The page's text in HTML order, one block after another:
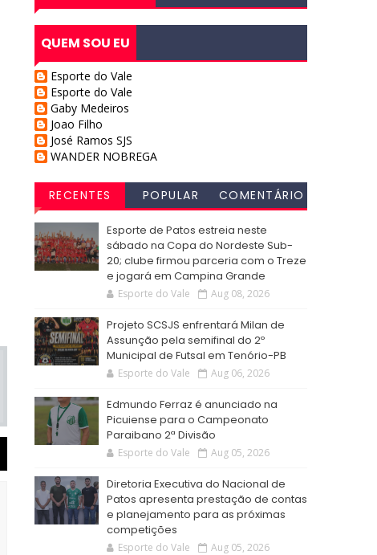
QUEM SOU EU
Esporte do Vale
Esporte do Vale
Gaby Medeiros
Joao Filho
José Ramos SJS
WANDER NOBREGA
RECENTES POPULAR
COMENTÁRIO
Esporte de Patos estreia neste
sábado na Copa do Nordeste Sub-
20; clube firmou parceria com o Treze
e jogará em Campina Grande
Esporte do Vale Aug 08, 2026
Projeto SCSJS enfrentará Milan de
Assunção pela semifinal do 2º
Municipal de Futsal em Tenório-PB
Esporte do Vale Aug 06, 2026
Edmundo Ferraz é anunciado na
Picuiense para o Campeonato
Paraibano 2ª Divisão
Esporte do Vale Aug 05, 2026
Diretoria Executiva do Nacional de
Patos apresenta prestação de contas
e planejamento para as próximas
competições
Esporte do Vale Aug 05, 2026